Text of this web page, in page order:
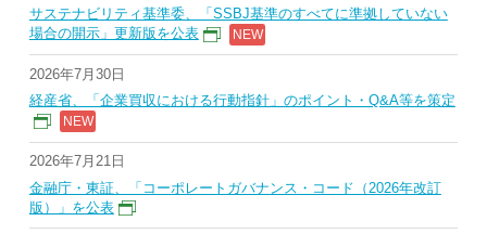
サステナビリティ基準委、「SSBJ基準のすべてに準拠していない
場合の開示」更新版を公表
2026年7月30日
経産省、「企業買収における行動指針」のポイント・Q&A等を策定
2026年7月21日
金融庁・東証、「コーポレートガバナンス・コード（2026年改訂
版）」を公表